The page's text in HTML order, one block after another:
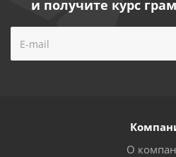
и получите курс
О